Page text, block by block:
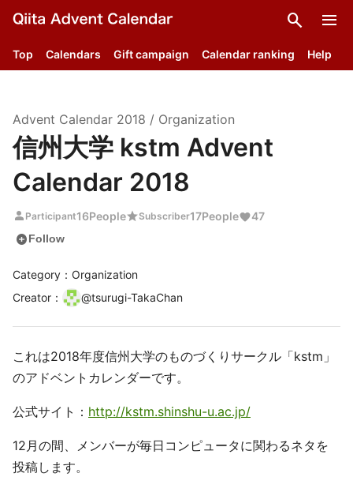
search menu
Top Calendars Gift campaign Calendar ranking Help
Advent Calendar 2018 / Organization
信州大学 kstm Advent
Calendar 2018
person Participant16PeoplestarSubscriber17People 47
add_circleFollow
Category：Organization
Creator ： @tsurugi-TakaChan
これは2018年度信州大学のものづくりサークル「kstm」
のアドベントカレンダーです。
公式サイト： http://kstm.shinshu-u.ac.jp/
12月の間、メンバーが毎日コンピュータに関わるネタを
投稿します。